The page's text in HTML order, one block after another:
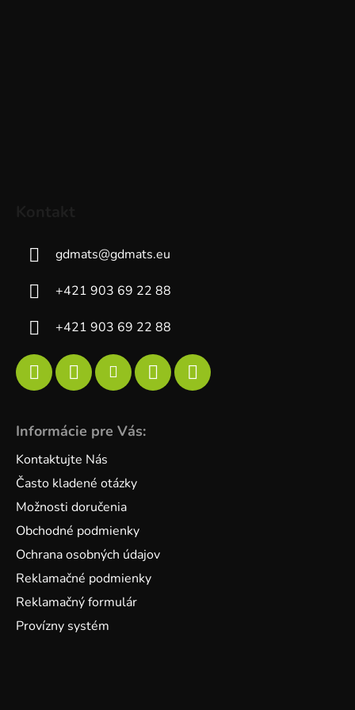
gdmats@gdmats.eu
+421 903 69 22 88
+421 903 69 22 88
Informácie pre Vás:
Kontaktujte Nás
Často kladené otázky
Možnosti doručenia
Obchodné podmienky
Ochrana osobných údajov
Reklamačné podmienky
Reklamačný formulár
Provízny systém